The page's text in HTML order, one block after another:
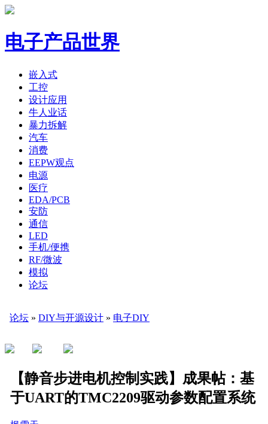
电子产品世界
嵌入式
工控
设计应用
牛人业话
暴力拆解
汽车
消费
EEPW观点
电源
医疗
EDA/PCB
安防
通信
LED
手机/便携
RF/微波
模拟
论坛
论坛 » DIY与开源设计 » 电子DIY
【静音步进电机控制实践】成果帖：基
于UART的TMC2209驱动参数配置系统